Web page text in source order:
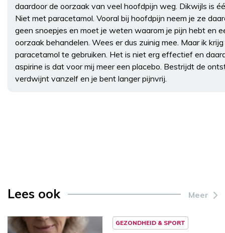
daardoor de oorzaak van veel hoofdpijn weg. Dikwijls is
Niet met paracetamol. Vooral bij hoofdpijn neem je ze
geen snoepjes en moet je weten waarom je pijn hebt en
oorzaak behandelen. Wees er dus zuinig mee. Maar ik
paracetamol te gebruiken. Het is niet erg effectief en
aspirine is dat voor mij meer een placebo. Bestrijdt de
verdwijnt vanzelf en je bent langer pijnvrij.
Lees ook Meer
GEZONDHEID & SPORT